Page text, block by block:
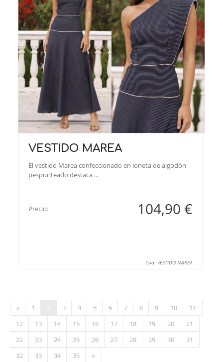
VESTIDO MAREA
El vestido Marea confeccionado en loneta de algodón
pespunteado destaca ...
Precio: 104,90 €
Cod: VESTIDO MAREA
« 1 3 4 5 6 7 8 9 10
11
12
13 14 15 16 17 18 19 20
21
22
23 24 25 26 27 28 29 30
31
32
33 34 35 »